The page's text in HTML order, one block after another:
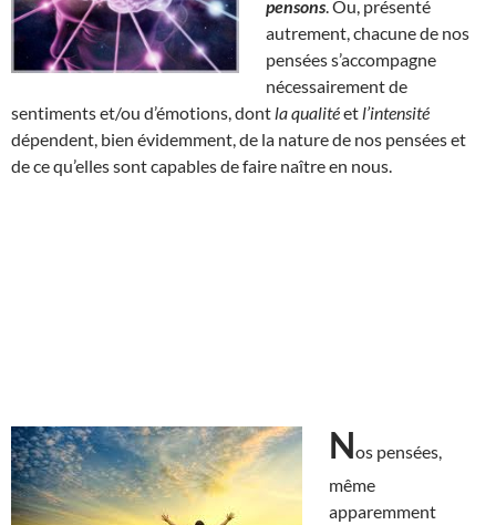
pensons . Ou, présenté
autrement, chacune de nos
pensées s’accompagne
nécessairement de
sentiments et/ou d’émotions, dont la qualitéet l’intensité
dépendent, bien évidemment, de la nature de nos pensées et
de ce qu’elles sont capables de faire naître en nous.
Nos pensées,
même
apparemment